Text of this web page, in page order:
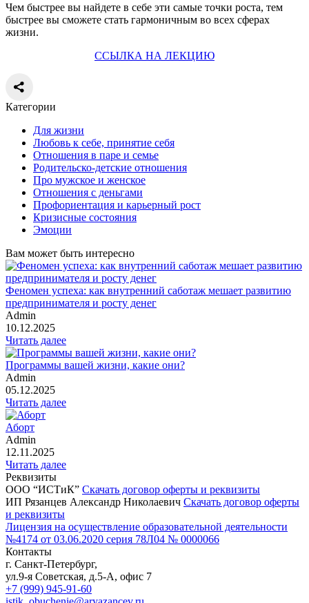
Чем быстрее вы найдете в себе эти самые точки роста, тем
быстрее вы сможете стать гармоничным во всех сферах
жизни.
ССЫЛКА НА ЛЕКЦИЮ
Категории
Для жизни
Любовь к себе, принятие себя
Отношения в паре и семье
Родительско-детские отношения
Про мужское и женское
Отношения с деньгами
Профориентация и карьерный рост
Кризисные состояния
Эмоции
Вам может быть интересно
Феномен успеха: как внутренний саботаж мешает развитию
предпринимателя и росту денег
Admin
10.12.2025
Читать далее
Программы вашей жизни, какие они?
Admin
05.12.2025
Читать далее
Аборт
Admin
12.11.2025
Читать далее
Реквизиты
ООО “ИСТиК” Скачать договор оферты и реквизиты
ИП Рязанцев Александр Николаевич Скачать договор оферты
и реквизиты
Лицензия на осуществление образовательной деятельности
№4174 от 03.06.2020 серия 78Л04 № 0000066
Контакты
г. Санкт-Петербург,
ул.9-я Советская, д.5-А, офис 7
+7 (999) 945-91-60